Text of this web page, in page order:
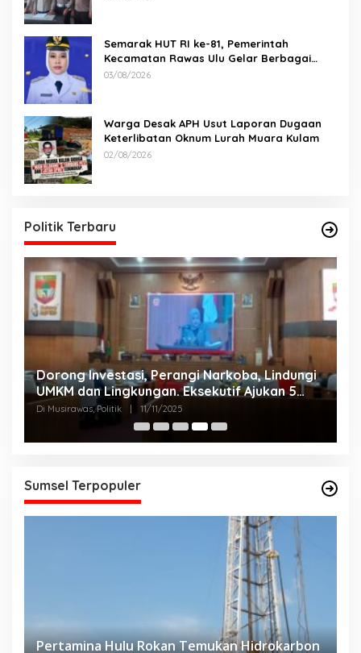
Semarak HUT RI ke-81, Pemerintah
Kecamatan Rawas Ulu Gelar Berbagai
Lomba
03/08/2026
Warga Desak APH Usut Laporan Dugaan
Keterlibatan Oknum Lurah Muara Kulam
02/08/2026
Politik Terbaru
Dorong Investasi, Perangi Narkoba, Lindungi
UMKM dan Lingkungan. Eksekutif Ajukan 5
Raperda Strategis.
Di Musirawas, Politik | 11/11/2025
Sumsel Terpopuler
Pertamina Hulu Rokan Temukan Hidrokarbon